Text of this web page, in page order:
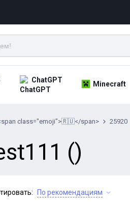
ChatGPT Minecraft
class="emoji">🇷🇺</span> 25920
()
По рекомендациям